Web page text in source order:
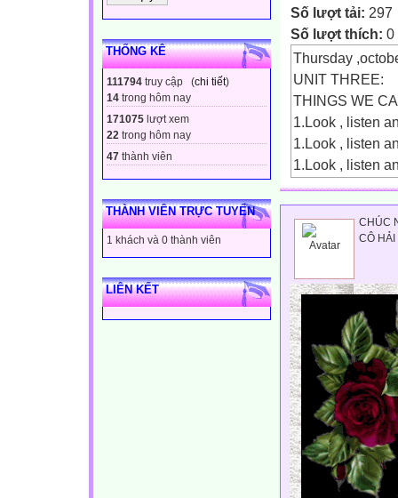
THỐNG KÊ
111794 truy cập (chi tiết)
14 trong hôm nay
171075 lượt xem
22 trong hôm nay
47 thành viên
THÀNH VIÊN TRỰC TUYẾN
1 khách và 0 thành viên
LIÊN KẾT
Số lượt tải: 297
Số lượt thích: 0
Thursday
UNIT THREE:
THINGS WE
1.Look , listen
1.Look , listen
1.Look , listen
1. a packet of
hộp s?a
1.Look , listen
1.Look , listen
cái kem
1.Look , listen
1.Look , listen
3. a candy :
cái kẹo
1.Look , listen
1.Look , listen
4. an apple :
quả táo
1.Look , listen
CHÚC
CÔ HẢI